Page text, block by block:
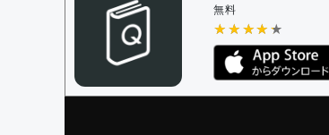
無料
★★★★★
★★★★★